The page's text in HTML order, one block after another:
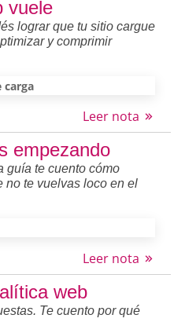
vuele
lograr que tu sitio cargue
y comprimir
carga
Leer nota
empezando
guía te cuento cómo
no te vuelvas loco en el
Leer nota
web
Te cuento por qué